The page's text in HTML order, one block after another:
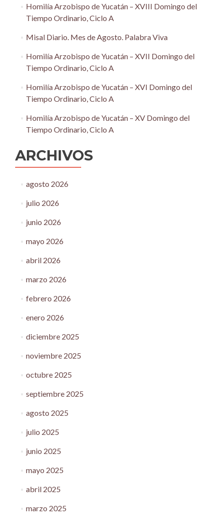
Homilía Arzobispo de Yucatán – XVIII Domingo del
Tiempo Ordinario, Ciclo A
Misal Diario. Mes de Agosto. Palabra Viva
Homilía Arzobispo de Yucatán – XVII Domingo del
Tiempo Ordinario, Ciclo A
Homilía Arzobispo de Yucatán – XVI Domingo del
Tiempo Ordinario, Ciclo A
Homilía Arzobispo de Yucatán – XV Domingo del
Tiempo Ordinario, Ciclo A
ARCHIVOS
agosto 2026
julio 2026
junio 2026
mayo 2026
abril 2026
marzo 2026
febrero 2026
enero 2026
diciembre 2025
noviembre 2025
octubre 2025
septiembre 2025
agosto 2025
julio 2025
junio 2025
mayo 2025
abril 2025
marzo 2025